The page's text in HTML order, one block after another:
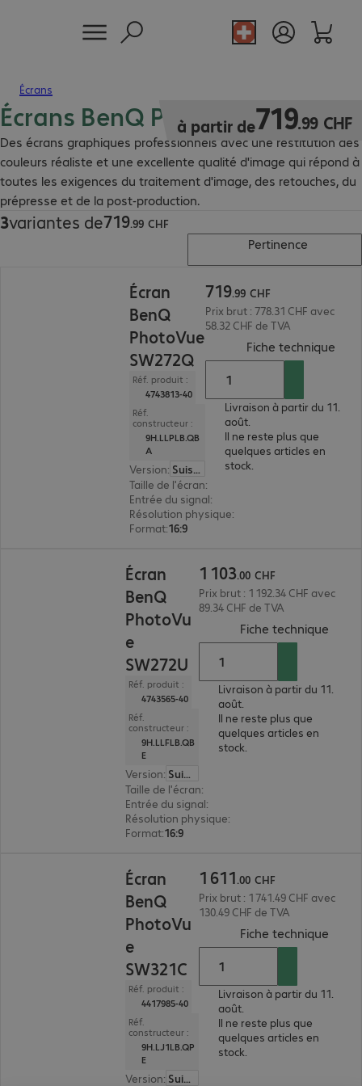
Écrans
Écrans BenQ PhotoVue
Des écrans graphiques professionnels avec une restitution des
couleurs réaliste et une excellente qualité d'image qui répond à
toutes les exigences du traitement d'image, des retouches, du
prépresse et de la post-production.
à partir de719.99 CHF
719.99 CHF
3variantes de719.99 CHF
719.99 CHF
Pertinence
Écran
BenQ
PhotoVue
SW272Q
Réf. produit :
4743813-40
Réf.
constructeur :
9H.LLPLB.QB
A
Version:
Suisse
Taille de l'écran:
Entrée du signal:
Résolution physique:
Format:16:9
719.99 CHF
Prix brut : 778.31 CHF avec
58.32 CHF de TVA
Fiche technique
Livraison à partir du 11.
août.
Il ne reste plus que
quelques articles en
stock.
Écran
BenQ
PhotoVu
e
SW272U
Réf. produit :
4743565-40
Réf.
constructeur :
9H.LLFLB.QB
E
Version:
Suisse
Taille de l'écran:
Entrée du signal:
Résolution physique:
Format:16:9
1 103.00 CHF
Prix brut : 1 192.34 CHF avec
89.34 CHF de TVA
Fiche technique(
Livraison à partir du 11.
août.
Il ne reste plus que
quelques articles en
stock.
Écran
BenQ
PhotoVu
e
SW321C
Réf. produit :
4417985-40
Réf.
constructeur :
9H.LJ1LB.QP
E
Version:
Suisse
1 611.00 CHF
Prix brut : 1 741.49 CHF avec
130.49 CHF de TVA
Fiche technique(
Livraison à partir du 11.
août.
Il ne reste plus que
quelques articles en
stock.